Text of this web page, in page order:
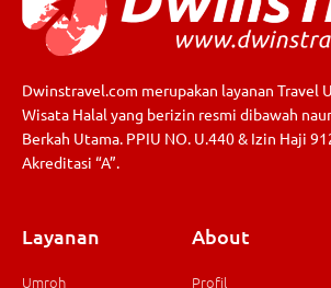
Dwinstravel.com merupakan layanan Travel
Wisata Halal yang berizin resmi dibawah
Berkah Utama. PPIU NO. U.440 & Izin Haji
Akreditasi “A”.
Layanan
Umroh
About
Profil